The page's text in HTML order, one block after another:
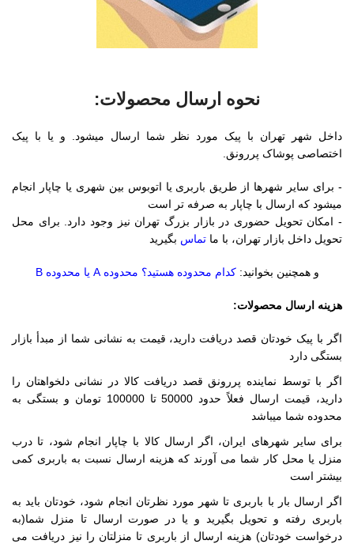
نحوه ارسال محصولات:
داخل شهر تهران با پیک مورد نظر شما ارسال میشود. و یا با پیک
اختصاصی پوشاک پررونق.
- برای سایر شهرها از طریق باربری یا اتوبوس بین شهری یا چاپار انجام
میشود که ارسال با چاپار به صرفه تر است
- امکان تحویل حضوری در بازار بزرگ تهران نیز وجود دارد. برای محل
تحویل داخل بازار تهران، با ما تماس بگیرید
و همچنین بخوانید:کدام محدوده هستید؟ محدوده A یا محدوده B
هزینه ارسال محصولات:
اگر با پیک خودتان قصد دریافت دارید، قیمت به نشانی شما از مبدأ بازار
بستگی دارد
اگر با توسط نماینده پررونق قصد دریافت کالا در نشانی دلخواهتان را
دارید، قیمت ارسال فعلاً حدود 50000 تا 100000 تومان و بستگی به
محدوده شما میباشد
برای سایر شهرهای ایران، اگر ارسال کالا با چاپار انجام شود، تا درب
منزل یا محل کار شما می آورند که هزینه ارسال نسبت به باربری کمی
بیشتر است
اگر ارسال بار با باربری تا شهر مورد نظرتان انجام شود، خودتان باید به
باربری رفته و تحویل بگیرید و یا در صورت ارسال تا منزل شما(به
درخواست خودتان) هزینه ارسال از باربری تا منزلتان را نیز دریافت می